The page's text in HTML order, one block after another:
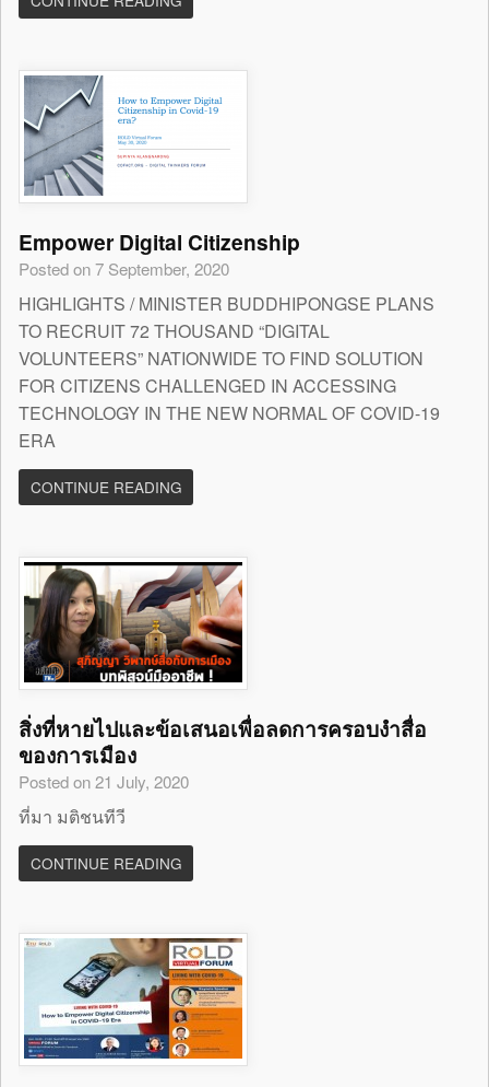
Empower Digital Citizenship
Posted on 7 September, 2020
HIGHLIGHTS / MINISTER BUDDHIPONGSE PLANS
TO RECRUIT 72 THOUSAND “DIGITAL
VOLUNTEERS” NATIONWIDE TO FIND SOLUTION
FOR CITIZENS CHALLENGED IN ACCESSING
TECHNOLOGY IN THE NEW NORMAL OF COVID-19
ERA
CONTINUE READING
สิ่งที่หายไปและข้อเสนอเพื่อลดการครอบงำสื่อ
ของการเมือง
Posted on 21 July, 2020
ที่มา มติชนทีวี
CONTINUE READING